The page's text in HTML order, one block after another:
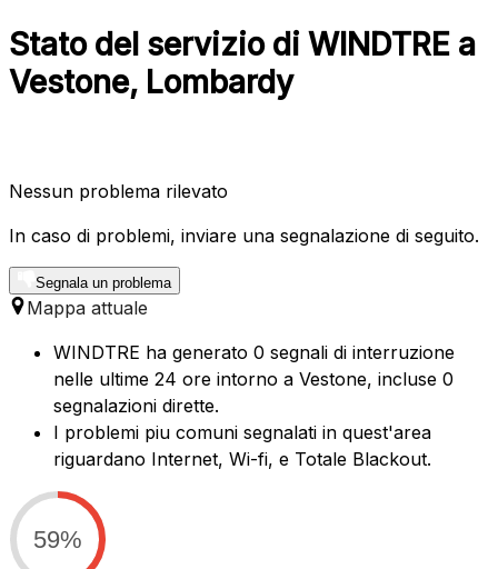
Stato del servizio di WINDTRE a
Vestone, Lombardy
Nessun problema rilevato
In caso di problemi, inviare una segnalazione di seguito.
Segnala un problema
Mappa attuale
WINDTRE ha generato 0 segnali di interruzione
nelle ultime 24 ore intorno a Vestone, incluse 0
segnalazioni dirette.
I problemi piu comuni segnalati in quest'area
riguardano Internet, Wi-fi, e Totale Blackout.
59%